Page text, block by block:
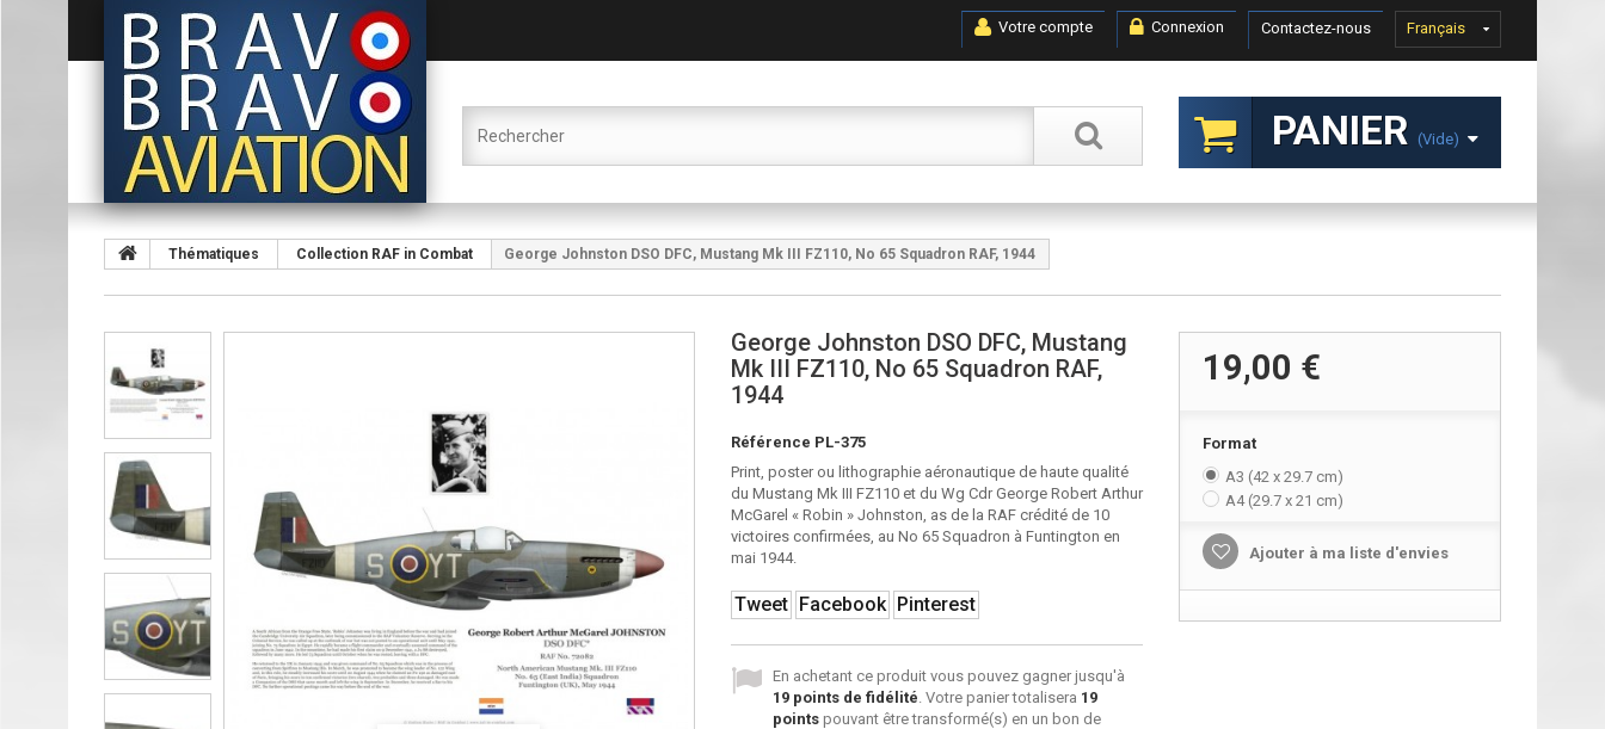
Français
Contactez-nous
Connexion
Votre compte
PANIER (vide)
Thématiques Collection RAF in Combat George Johnston DSO DFC, Mustang Mk III FZ110, No 65 Squadron RAF, 1944
George Johnston DSO DFC, Mustang
Mk III FZ110, No 65 Squadron RAF,
1944
Référence PL-375
Print, poster ou lithographie aéronautique de haute qualité
du Mustang Mk III FZ110 et du Wg Cdr George Robert Arthur
McGarel « Robin » Johnston, as de la RAF crédité de 10
victoires confirmées, au No 65 Squadron à Funtington en
mai 1944.
Tweet Facebook Pinterest
En achetant ce produit vous pouvez gagner jusqu'à
19points de fidélité. Votre panier totalisera 19
pointspouvant être transformé(s) en un bon de
19,00 €
Format
A3 (42 x 29.7 cm)
A4 (29.7 x 21 cm)
Ajouter à ma liste d'envies